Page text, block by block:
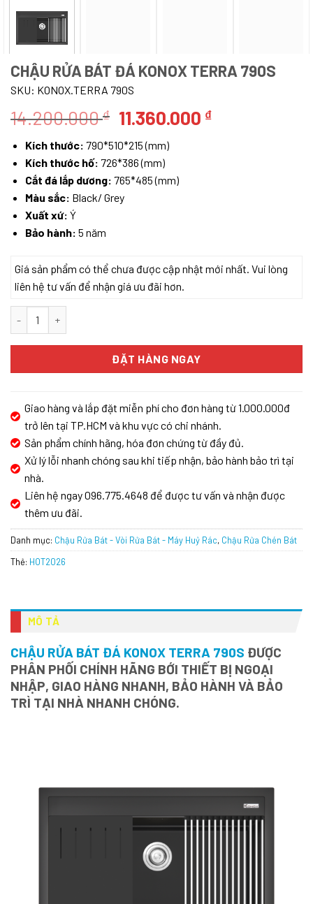
CHẬU RỬA BÁT ĐÁ KONOX TERRA 790S
SKU: KONOX.TERRA 790S
14.200.000₫ Giá
gốc
là:
14.200.000 ₫.
11.360.000 ₫Giá
Kích thước: 790*510*215 (mm)
Kích thước hố: 726*386 (mm)
Cắt đá lắp dương: 765*485 (mm)
Màu sắc: Black/ Grey
Xuất xứ: Ý
Bảo hành: 5 năm
Giá sản phẩm có thể chưa được cập nhật mới nhất. Vui lòng
liên hệ tư vấn để nhận giá ưu đãi hơn.
ĐẶT HÀNG NGAY
Giao hàng và lắp đặt miễn phí cho đơn hàng từ 1.000.000đ
trở lên tại TP.HCM và khu vực có chi nhánh.
Sản phẩm chính hãng, hóa đơn chứng từ đầy đủ.
Xử lý lỗi nhanh chóng sau khi tiếp nhận, bảo hành bảo trì tại
nhà.
Liên hệ ngay 096.775.4648 để được tư vấn và nhận được
thêm ưu đãi.
Danh mục: Chậu Rửa Bát - Vòi Rửa Bát - Máy Huỷ Rác, Chậu Rửa Chén Bát
Thẻ: HOT2026
MÔ TẢ
CHẬU RỬA BÁT ĐÁ KONOX TERRA 790S ĐƯỢC
PHÂN PHỐI CHÍNH HÃNG BỚI THIẾT BỊ NGOẠI
NHẬP, GIAO HÀNG NHANH, BẢO HÀNH VÀ BẢO
TRÌ TẠI NHÀ NHANH CHÓNG.